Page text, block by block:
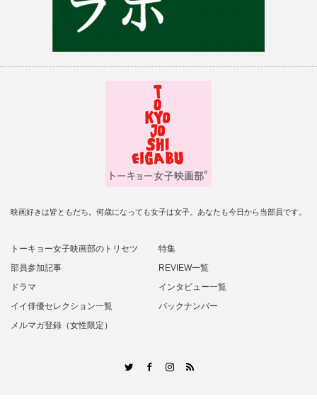
映画好きは皆ともだち。何歳になっても女子は女子。あなたも今日から当部員です。
トーキョー女子映画部のトリセツ
特集
部員参加記事
REVIEW一覧
ドラマ
インタビュー一覧
イイ俳優セレクション一覧
バックナンバー
メルマガ登録（女性限定）
TwitterFacebookInstagram
RSS